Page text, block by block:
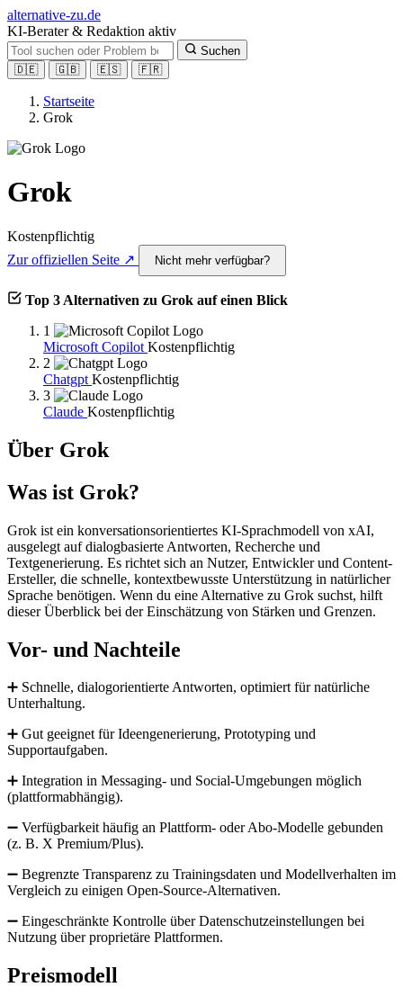
alternative-zu.de
KI-Berater & Redaktion aktiv
Suchen
🇩🇪
🇬🇧 🇪🇸 🇫🇷
Startseite
Grok
Grok
Kostenpflichtig
Zur offiziellen Seite ↗
Nicht mehr verfügbar?
Top 3 Alternativen zu Grok auf einen Blick
1
Microsoft Copilot Kostenpflichtig
2
Chatgpt Kostenpflichtig
3
Claude Kostenpflichtig
Über Grok
Was ist Grok?
Grok ist ein konversationsorientiertes KI-Sprachmodell von xAI,
ausgelegt auf dialogbasierte Antworten, Recherche und
Textgenerierung. Es richtet sich an Nutzer, Entwickler und Content-
Ersteller, die schnelle, kontextbewusste Unterstützung in natürlicher
Sprache benötigen. Wenn du eine Alternative zu Grok suchst, hilft
dieser Überblick bei der Einschätzung von Stärken und Grenzen.
Vor- und Nachteile
➕ Schnelle, dialogorientierte Antworten, optimiert für natürliche
Unterhaltung.
➕ Gut geeignet für Ideengenerierung, Prototyping und
Supportaufgaben.
➕ Integration in Messaging- und Social-Umgebungen möglich
(plattformabhängig).
➖ Verfügbarkeit häufig an Plattform- oder Abo-Modelle gebunden
(z. B. X Premium/Plus).
➖ Begrenzte Transparenz zu Trainingsdaten und Modellverhalten im
Vergleich zu einigen Open‑Source-Alternativen.
➖ Eingeschränkte Kontrolle über Datenschutzeinstellungen bei
Nutzung über proprietäre Plattformen.
Preismodell